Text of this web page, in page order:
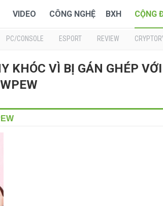
VIDEO CÔNG NGHỆ BXH CỘNG
PC/CONSOLE ESPORT REVIEW
KHÓC VÌ BỊ GÁN GHÉP VỚI